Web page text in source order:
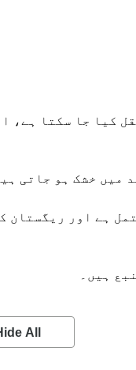
کیا جا سکتا ہے،
میں خشک ہو جاتی
ہے اور ریگستان
ہیں۔
All